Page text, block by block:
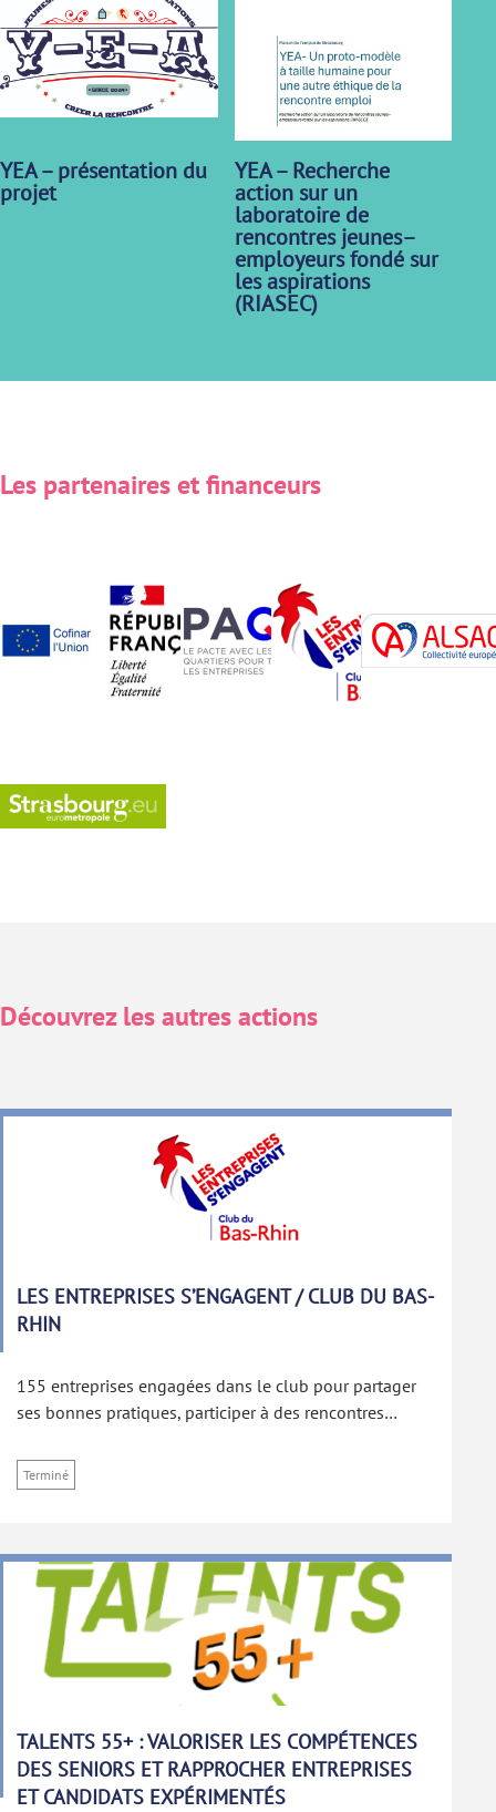
YEA – présentation du
projet
YEA – Recherche
action sur un
laboratoire de
rencontres jeunes–
employeurs fondé sur
les aspirations
(RIASEC)
Les partenaires et financeurs
Découvrez les autres actions
LES ENTREPRISES S’ENGAGENT / CLUB DU BAS-
RHIN
155 entreprises engagées dans le club pour partager
ses bonnes pratiques, participer à des rencontres…
Terminé
TALENTS 55+ : VALORISER LES COMPÉTENCES
DES SENIORS ET RAPPROCHER ENTREPRISES
ET CANDIDATS EXPÉRIMENTÉS